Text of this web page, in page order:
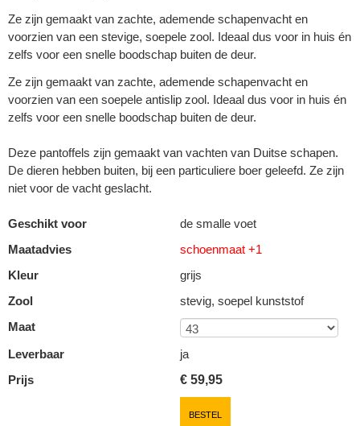
Ze zijn gemaakt van zachte, ademende schapenvacht en
voorzien van een stevige, soepele zool. Ideaal dus voor in huis én
zelfs voor een snelle boodschap buiten de deur.
Ze zijn gemaakt van zachte, ademende schapenvacht en
voorzien van een soepele antislip zool. Ideaal dus voor in huis én
zelfs voor een snelle boodschap buiten de deur.
Deze pantoffels zijn gemaakt van vachten van Duitse schapen.
De dieren hebben buiten, bij een particuliere boer geleefd. Ze zijn
niet voor de vacht geslacht.
Geschikt voor
de smalle voet
Maatadvies
schoenmaat +1
Kleur
grijs
Zool
stevig, soepel kunststof
Maat
Leverbaar
ja
Prijs
€ 59,95
BESTEL